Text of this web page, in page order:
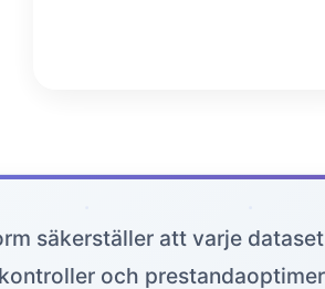
säkerställer att varje
och